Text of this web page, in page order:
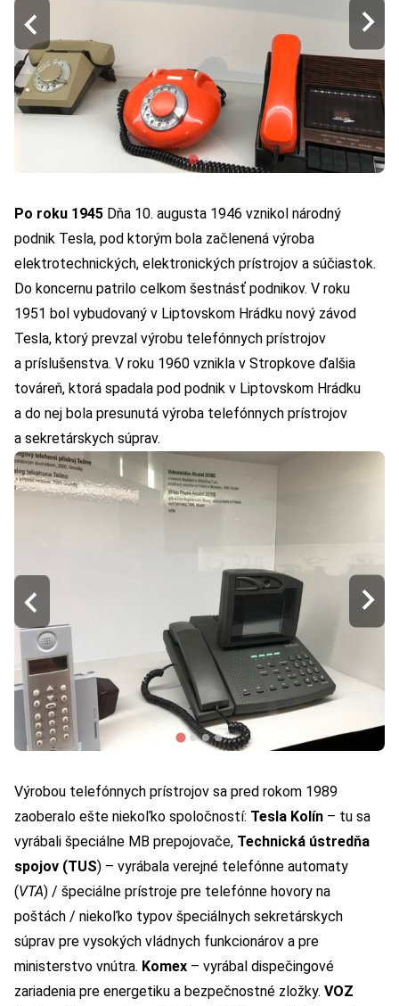
Po roku 1945 Dňa 10. augusta 1946 vznikol národný
podnik Tesla, pod ktorým bola začlenená výroba
elektrotechnických, elektronických prístrojov a súčiastok.
Do koncernu patrilo celkom šestnásť podnikov. V roku
1951 bol vybudovaný v Liptovskom Hrádku nový závod
Tesla, ktorý prevzal výrobu telefónnych prístrojov
a príslušenstva. V roku 1960 vznikla v Stropkove ďalšia
továreň, ktorá spadala pod podnik v Liptovskom Hrádku
a do nej bola presunutá výroba telefónnych prístrojov
a sekretárskych súprav.
Výrobou telefónnych prístrojov sa pred rokom 1989
zaoberalo ešte niekoľko spoločností: Tesla Kolín – tu sa
vyrábali špeciálne MB prepojovače, Technická ústredňa
spojov (TUS) – vyrábala verejné telefónne automaty
(VTA) / špeciálne prístroje pre telefónne hovory na
poštách / niekoľko typov špeciálnych sekretárskych
súprav pre vysokých vládnych funkcionárov a pre
ministerstvo vnútra. Komex – vyrábal dispečingové
zariadenia pre energetiku a bezpečnostné zložky. VOZ